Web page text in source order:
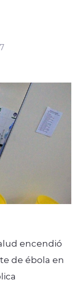
encendió
de ébola en